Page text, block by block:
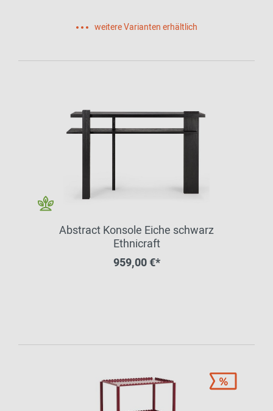
weitere Varianten erhältlich
Abstract Konsole Eiche schwarz
Ethnicraft
959,00 €*